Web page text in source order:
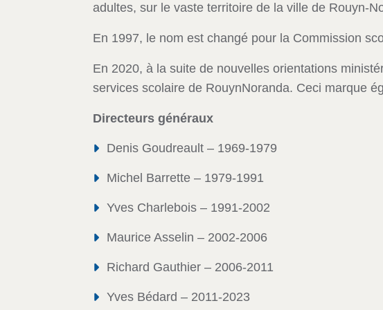
adultes, sur le vaste territoire de la ville de Rouyn-
En 1997, le nom est changé pour la Commission
En 2020, à la suite de nouvelles orientations
services scolaire de Rouyn­Noranda. Ceci marque
Directeurs généraux
Denis Goudreault – 1969-1979
Michel Barrette – 1979-1991
Yves Charlebois – 1991-2002
Maurice Asselin – 2002-2006
Richard Gauthier – 2006-2011
Yves Bédard – 2011-2023